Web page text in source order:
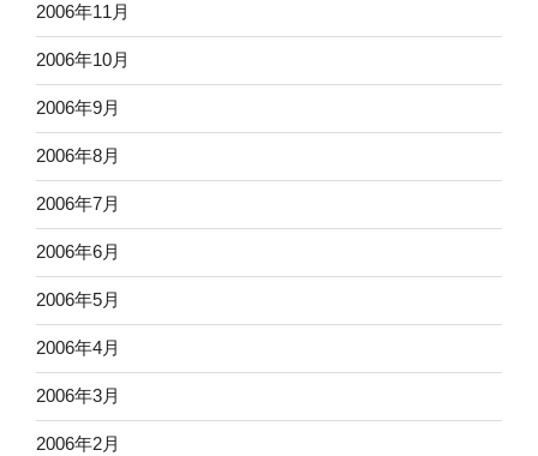
2006年11月
2006年10月
2006年9月
2006年8月
2006年7月
2006年6月
2006年5月
2006年4月
2006年3月
2006年2月